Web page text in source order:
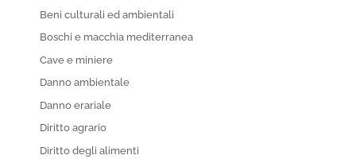
Beni culturali ed ambientali
Boschi e macchia mediterranea
Cave e miniere
Danno ambientale
Danno erariale
Diritto agrario
Diritto degli alimenti